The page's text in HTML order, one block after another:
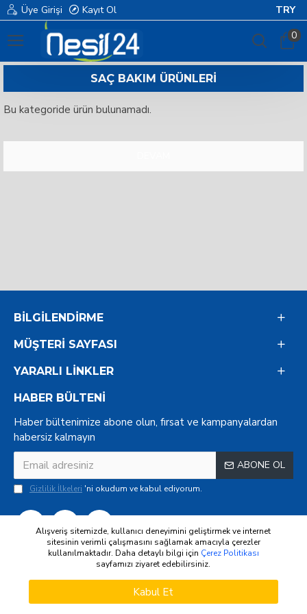
Üye Girişi Kayıt Ol
TRY
0
SAÇ BAKIM ÜRÜNLERI
Bu kategoride ürün bulunamadı.
BILGILENDIRME
MÜŞTERI SAYFASI
YARARLI LINKLER
HABER BÜLTENI
Haber bültenimize abone olun, fırsat ve kampanyalardan
habersiz kalmayın
ABONE OL
Gizlilik İlkeleri 'ni okudum ve kabul ediyorum.
Alışveriş sitemizde, kullanıcı deneyimini geliştirmek ve internet
sitesinin verimli çalışmasını sağlamak amacıyla çerezler
kullanılmaktadır. Daha detaylı bilgi için Çerez Politikası
sayfamızı ziyaret edebilirsiniz.
Kabul Et
ÜRÜNLERI FILTRELE